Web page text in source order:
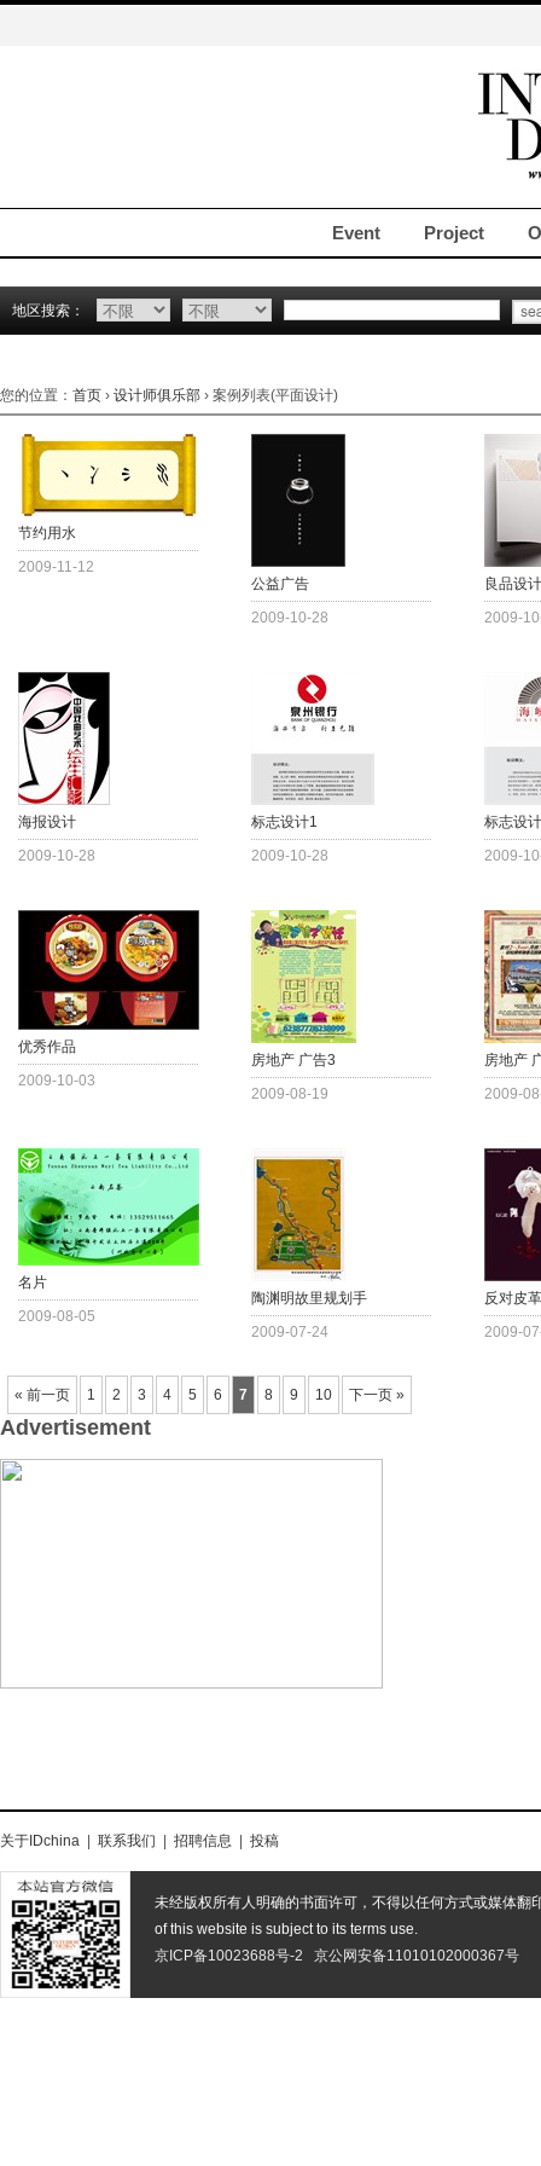
Event Project
地区搜索：
您的位置： 首页 › 设计师俱乐部 › 案例列表(平面设计)
节约用水
2009-11-12
公益广告
2009-10-28
良品设计
2009-
海报设计
2009-10-28
标志设计1
2009-10-28
标志设计
2009-
优秀作品
2009-10-03
房地产 广告3
2009-08-19
房地产
2009-
名片
2009-08-05
陶渊明故里规划手
2009-07-24
反对皮革
2009-
« 前一页 1 2 3 4 5 6 7 8 9 10 下一页 »
Advertisement
关于IDchina 联系我们 招聘信息 投稿
未经版权所有人明确的书面许可，不得以任何方式或媒体翻
of this website is subject to its terms use.
京ICP备10023688号-2
京公网安备11010102000367号